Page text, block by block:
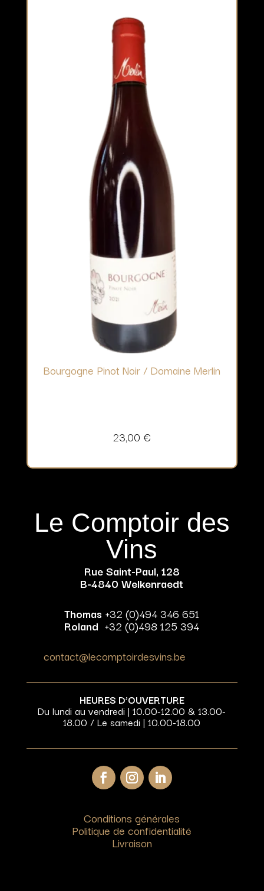
Bourgogne Pinot Noir / Domaine Merlin
23,00 €
Le Comptoir des
Vins
Rue Saint-Paul, 128
B-4840 Welkenraedt
Thomas +32 (0)494 346 651
Roland +32 (0)498 125 394
contact@lecomptoirdesvins.be
HEURES D’OUVERTURE
Du lundi au vendredi | 10.00-12.00 & 13.00-
18.00 / Le samedi | 10.00-18.00
Conditions générales
Politique de confidentialité
Livraison